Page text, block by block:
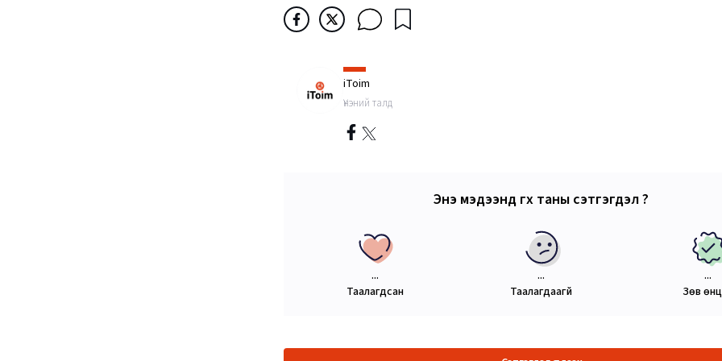
iToim
Үнэний талд
Энэ мэдээнд өгөх таны сэтгэгдэл ?
...
Таалагдсан
...
Таалагдаагүй
...
Зөв